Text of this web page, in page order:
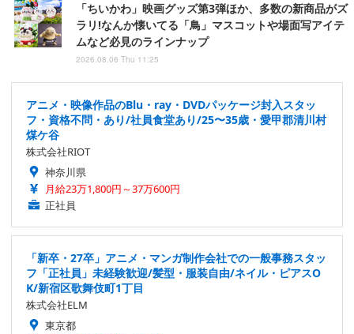
「ちいかわ」映画グッズ第3弾ほか、多数の新商品がズ
ラリ!なんか懐いてる「鳥」マスコットや場面写アイテ
ムなど必見のラインナップ
2026.08.06 Thu 11:25
アニメ・映像作品のBlu・ray・DVDパッケージ封入スタッ
フ・資格不問・あり/社員食堂あり/25〜35歳・愛甲郡清川村
煤ケ谷
株式会社RIOT
神奈川県
月給23万1,800円～37万600円
正社員
「新卒・27卒」アニメ・マンガ制作会社での一般事務スタッ
フ「正社員」未経験歓迎/髪型・服装自由/ネイル・ピアスO
K/新宿区歌舞伎町1丁目
株式会社ELM
東京都